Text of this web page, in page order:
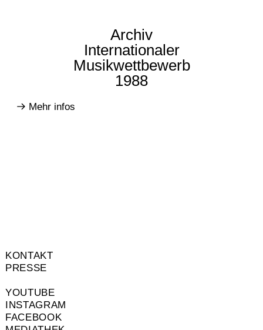
Archiv
Internationaler
Musikwettbewerb
1988
Mehr infos
KONTAKT
PRESSE
YOUTUBE
INSTAGRAM
FACEBOOK